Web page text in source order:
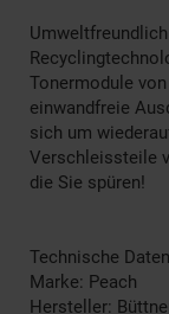
Tonermodule
einwandfreie
sich um
Verschleissteile
die Sie spüren!
Technische Daten
Marke: Peach
Hersteller: